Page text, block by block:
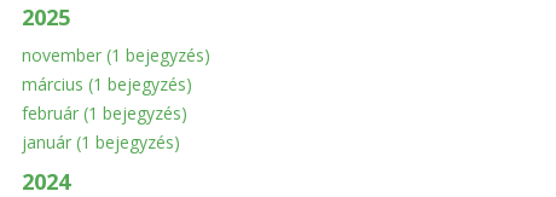
2025
november (1 bejegyzés)
március (1 bejegyzés)
február (1 bejegyzés)
január (1 bejegyzés)
2024